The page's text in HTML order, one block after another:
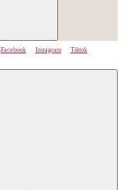
Facebook Instagram
Tiktok